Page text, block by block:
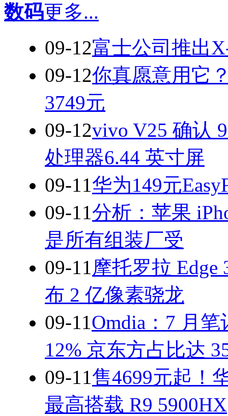
数码更多...
09-12富士公司推出
09-12你真愿意用它
3749元
09-12vivo V25 确认
处理器6.44 英寸屏
09-11华为149元
09-11分析：苹果
是所有组装厂受
09-11摩托罗拉 Edge
布 2 亿像素骁龙
09-11Omdia：7 月
12% 京东方占比达
09-11售4699元起！
最高搭载 R9 5900HX